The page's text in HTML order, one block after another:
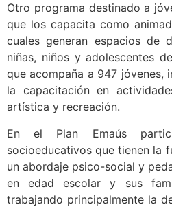
Otro programa destinado a
que los capacita como
cuales generan espacios de
niñas, niños y adolescentes
que acompaña a 947 jóvenes,
la capacitación en
artística y recreación.
En el Plan Emaús
socioeducativos que tienen la
un abordaje psico-social y
en edad escolar y sus
trabajando principalmente la